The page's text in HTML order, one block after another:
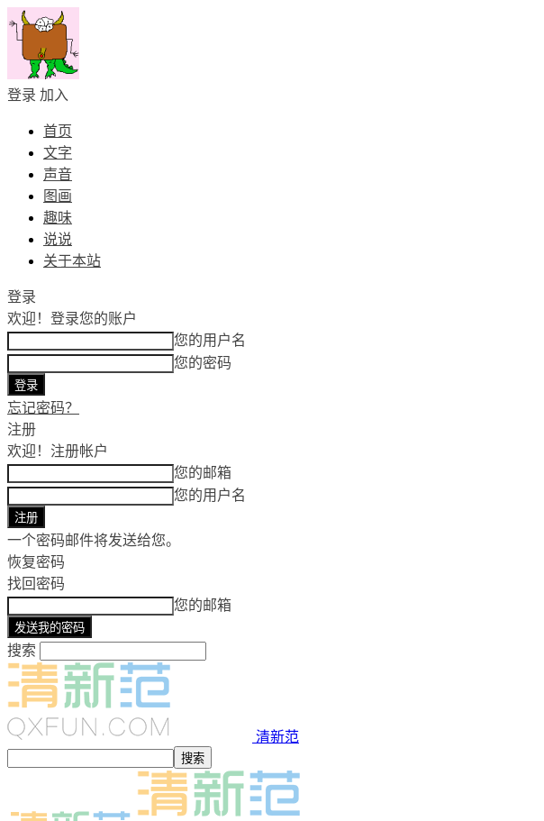
登录 加入
首页
文字
声音
图画
趣味
说说
关于本站
登录
欢迎！ 登录您的账户
您的用户名
您的密码
忘记密码？
注册
欢迎！ 注册帐户
您的邮箱
您的用户名
一个密码邮件将发送给您。
恢复密码
找回密码
您的邮箱
搜索
清新范